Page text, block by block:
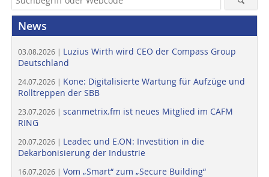
News
03.08.2026 | Luzius Wirth wird CEO der Compass Group
Deutschland
24.07.2026 | Kone: Digitalisierte Wartung für Aufzüge und
Rolltreppen der SBB
23.07.2026 | scanmetrix.fm ist neues Mitglied im CAFM
RING
20.07.2026 | Leadec und E.ON: Investition in die
Dekarbonisierung der Industrie
16.07.2026 | Vom „Smart“ zum „Secure Building“